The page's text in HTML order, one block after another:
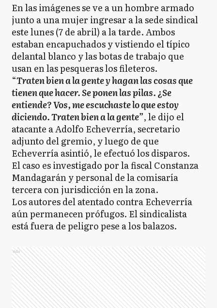
En las imágenes se ve a un hombre armado
junto a una mujer ingresar a la sede sindical
este lunes (7 de abril) a la tarde. Ambos
estaban encapuchados y vistiendo el típico
delantal blanco y las botas de trabajo que
usan en las pesqueras los fileteros.
“Traten bien a la gente y hagan las cosas que
tienen que hacer. Se ponen las pilas. ¿Se
entiende? Vos, me escuchaste lo que estoy
diciendo. Traten bien a la gente”, le dijo el
atacante a Adolfo Echeverría, secretario
adjunto del gremio, y luego de que
Echeverría asintió, le efectuó los disparos.
El caso es investigado por la fiscal Constanza
Mandagarán y personal de la comisaría
tercera con jurisdicción en la zona.
Los autores del atentado contra Echeverría
aún permanecen prófugos. El sindicalista
está fuera de peligro pese a los balazos.
Ads